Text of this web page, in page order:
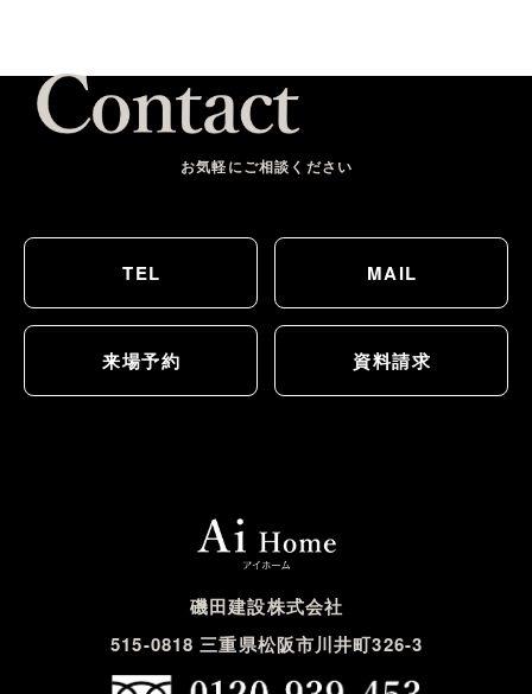
お気軽にご相談ください
TEL MAIL
来場予約 資料請求
磯田建設株式会社
515-0818 三重県松阪市川井町326-3